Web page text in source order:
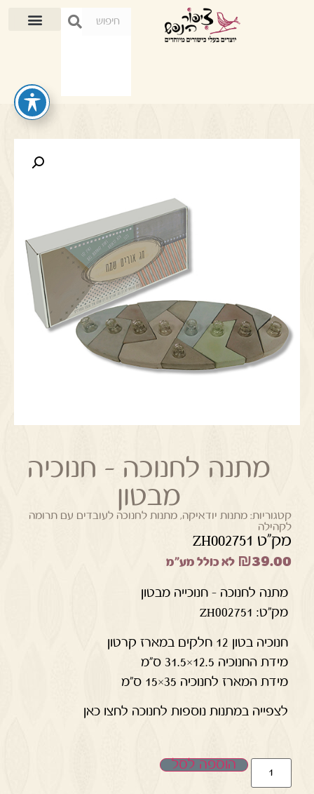
מתנה לחנוכה – חנוכיה
מבטון
קטגוריות: מתנות יודאיקה,מתנות לחנוכה לעובדים עם תרומה
לקהילה
מק"ט ZH002751
₪39.00 לא כולל מע"מ
מתנה לחנוכה – חנוכייה מבטון
מק"ט: ZH002751
חנוכיה בטון 12 חלקים במארז קרטון
מידת החנוכיה 12.5×31.5 ס"מ
מידת המארז לחנוכיה 35×15 ס"מ
לצפייה במתנות נוספות לחנוכה לחצו כאן
הוספה לסל